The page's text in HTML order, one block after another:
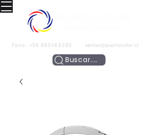
Fono: +56 993466295 ventas@puertocolor.cl
Buscar....